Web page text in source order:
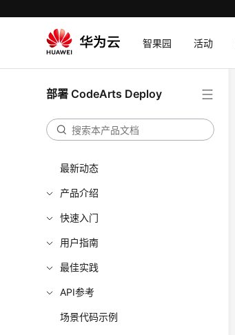
智果园 活动
部署 CodeArts Deploy
最新动态
产品介绍
快速入门
用户指南
最佳实践
API参考
场景代码示例